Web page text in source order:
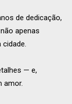
de dedicação,
apenas
— e,
amor.